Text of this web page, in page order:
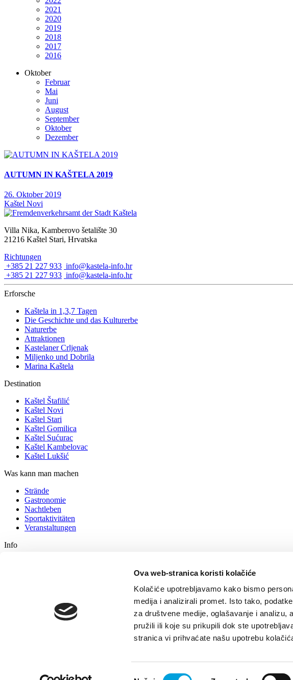
Ova web-stranica koristi kolačiće
Kolačiće upotrebljavamo kako bismo
medija i analizirali promet. Isto tako,
za društvene medije, oglašavanje i analizu,
pružili ili koje su prikupili dok ste
stranica vi prihvaćate našu upotrebu
2021
2020
2019
2018
2017
2016
Oktober
Februar
Mai
Juni
August
September
Oktober
Dezember
AUTUMN IN KAŠTELA 2019
26. Oktober 2019
Kaštel Novi
Villa Nika, Kamberovo šetalište 30
21216 Kaštel Stari, Hrvatska
Richtungen
+385 21 227 933 info@kastela-info.hr
+385 21 227 933 info@kastela-info.hr
Erforsche
Kaštela in 1,3,7 Tagen
Die Geschichte und das Kulturerbe
Naturerbe
Attraktionen
Kastelaner Crljenak
Miljenko und Dobrila
Marina Kaštela
Destination
Kaštel Štafilić
Kaštel Novi
Kaštel Stari
Kaštel Gomilica
Kaštel Sućurac
Kaštel Kambelovac
Kaštel Lukšić
Was kann man machen
Strände
Gastronomie
Nachtleben
Sportaktivitäten
Veranstaltungen
Info